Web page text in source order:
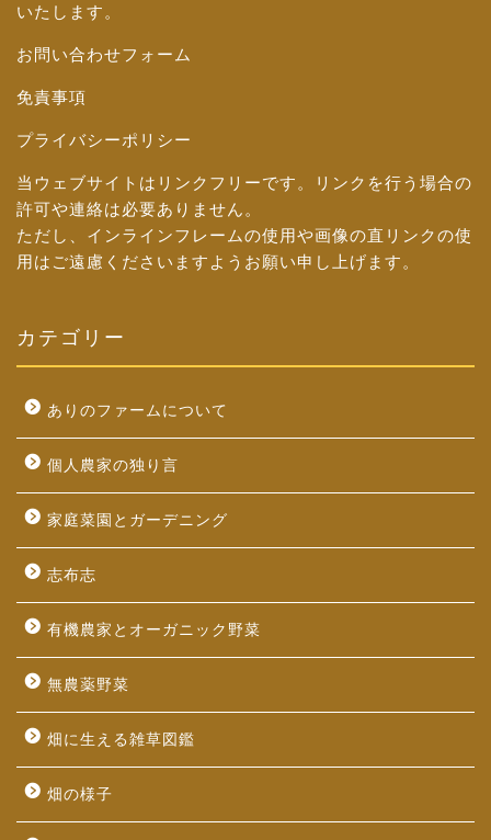
いたします。
お問い合わせフォーム
免責事項
プライバシーポリシー
当ウェブサイトはリンクフリーです。リンクを行う場合の
許可や連絡は必要ありません。
ただし、インラインフレームの使用や画像の直リンクの使
用はご遠慮くださいますようお願い申し上げます。
カテゴリー
ありのファームについて
個人農家の独り言
家庭菜園とガーデニング
志布志
有機農家とオーガニック野菜
無農薬野菜
畑に生える雑草図鑑
畑の様子